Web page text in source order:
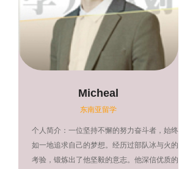
Micheal
东南亚留学
个人简介：一位坚持不懈的努力奋斗者，始终
如一地追求自己的梦想。经历过部队冰与火的
考验，锻炼出了他坚毅的意志。他深信优质的